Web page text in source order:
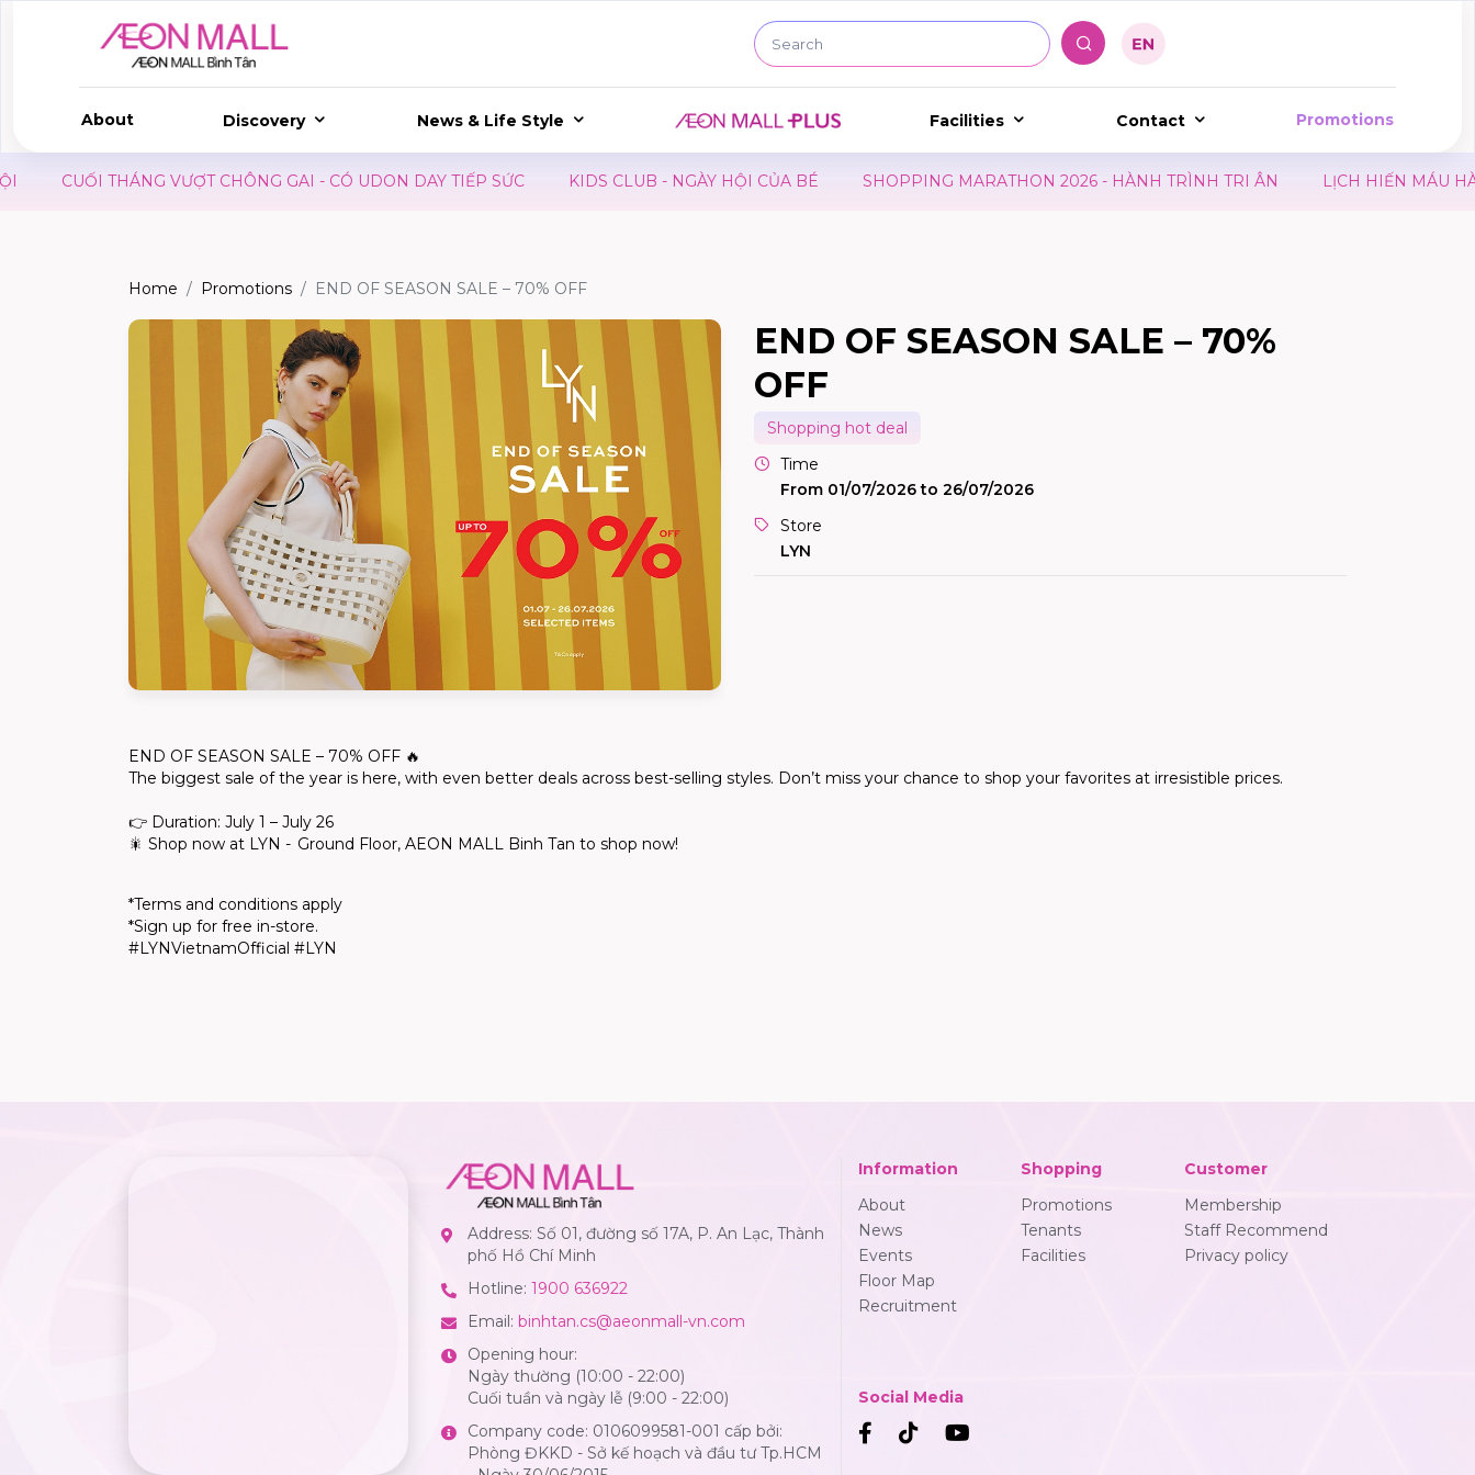
About Discovery News & Life Style Facilities Contact Promotions
CUỐI THÁNG VƯỢT CHÔNG GAI - CÓ UDON DAY TIẾP SỨC KIDS CLUB - NGÀY HỘI CỦA BÉ SHOPPING MARATHON 2026 - HÀNH TRÌNH TRI ÂN LỊCH HIẾN MÁU HÀNG
Home Promotions END OF SEASON SALE – 70% OFF
END OF SEASON SALE – 70%
OFF
Shopping hot deal
Time
From 01/07/2026 to 26/07/2026
Store
LYN
END OF SEASON SALE – 70% OFF 🔥
The biggest sale of the year is here, with even better deals across best-selling styles. Don’t miss your chance to shop your favorites at irresistible prices.
👉 Duration: July 1 – July 26
🎇 Shop now at LYN - Ground Floor, AEON MALL Binh Tan to shop now!
*Terms and conditions apply
*Sign up for free in-store.
#LYNVietnamOfficial #LYN
Address: Số 01, đường số 17A, P. An Lạc, Thành
phố Hồ Chí Minh
Hotline: 1900 636922
Email: binhtan.cs@aeonmall-vn.com
Opening hour:
Ngày thường (10:00 - 22:00)
Cuối tuần và ngày lễ (9:00 - 22:00)
Company code: 0106099581-001 cấp bởi:
Phòng ĐKKD - Sở kế hoạch và đầu tư Tp.HCM
Information
About
News
Events
Floor Map
Recruitment
Shopping
Promotions
Tenants
Facilities
Customer
Membership
Staff Recommend
Privacy policy
Social Media